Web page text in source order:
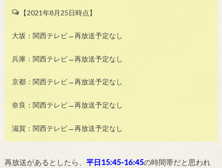
【2021年8月25日時点】
大坂：関西テレビ→再放送予定なし
兵庫：関西テレビ→再放送予定なし
京都：関西テレビ→再放送予定なし
奈良：関西テレビ→再放送予定なし
滋賀：関西テレビ→再放送予定なし
再放送があるとしたら、 平日15:45-16:45の時間帯だと思われ